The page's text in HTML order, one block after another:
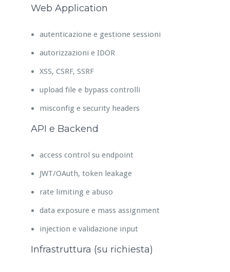
Web Application
autenticazione e gestione sessioni
autorizzazioni e IDOR
XSS, CSRF, SSRF
upload file e bypass controlli
misconfig e security headers
API e Backend
access control su endpoint
JWT/OAuth, token leakage
rate limiting e abuso
data exposure e mass assignment
injection e validazione input
Infrastruttura (su richiesta)